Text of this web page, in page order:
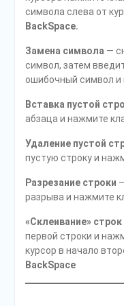
символа слева от
BackSpace.
Замена символа —
символ, затем
ошибочный символ и
Вставка пустой
абзаца и нажмите
Удаление пустой
пустую строку и
Разрезание строки
разрыва и нажмите
«Склеивание» строк
первой строки и
курсор в начало
BackSpace